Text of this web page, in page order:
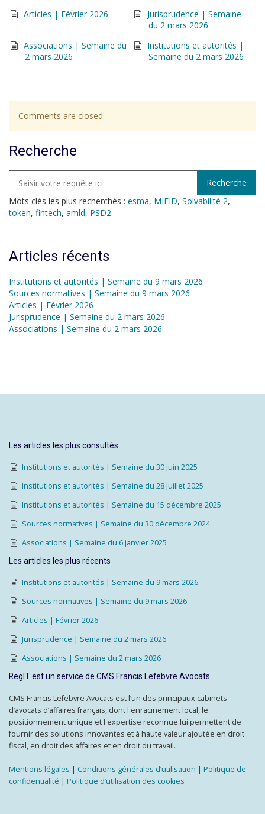
Articles | Février 2026
Jurisprudence | Semaine
du 2 mars 2026
Associations | Semaine du
2 mars 2026
Institutions et autorités |
Semaine du 2 mars 2026
Comments are closed.
Recherche
Mots clés les plus recherchés : esma, MIFID, Solvabilité 2,
token, fintech, amld, PSD2
Articles récents
Institutions et autorités | Semaine du 9 mars 2026
Sources normatives | Semaine du 9 mars 2026
Articles | Février 2026
Jurisprudence | Semaine du 2 mars 2026
Associations | Semaine du 2 mars 2026
Les articles les plus consultés
Institutions et autorités | Semaine du 30 juin 2025
Institutions et autorités | Semaine du 28 juillet 2025
Institutions et autorités | Semaine du 15 décembre 2025
Sources normatives | Semaine du 30 décembre 2024
Associations | Semaine du 6 janvier 2025
Les articles les plus récents
Institutions et autorités | Semaine du 9 mars 2026
Sources normatives | Semaine du 9 mars 2026
Articles | Février 2026
Jurisprudence | Semaine du 2 mars 2026
Associations | Semaine du 2 mars 2026
RegIT est un service de CMS Francis Lefebvre Avocats.
CMS Francis Lefebvre Avocats est l’un des principaux cabinets
d’avocats d’affaires français, dont l'enracinement local, le
positionnement unique et l'expertise reconnue lui permettent de
fournir des solutions innovantes et à haute valeur ajoutée en droit
fiscal, en droit des affaires et en droit du travail.
Mentions légales | Conditions générales d’utilisation | Politique de
confidentialité | Politique d’utilisation des cookies